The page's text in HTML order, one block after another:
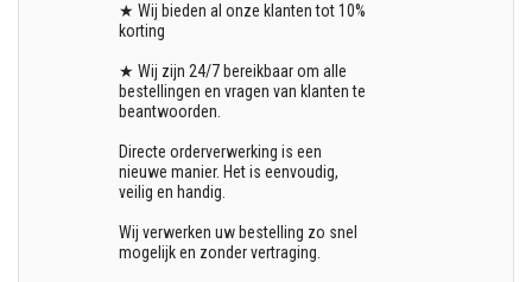
★ Wij bieden al onze klanten tot 10%
korting
★ Wij zijn 24/7 bereikbaar om alle
bestellingen en vragen van klanten te
beantwoorden.
Directe orderverwerking is een
nieuwe manier. Het is eenvoudig,
veilig en handig.
Wij verwerken uw bestelling zo snel
mogelijk en zonder vertraging.